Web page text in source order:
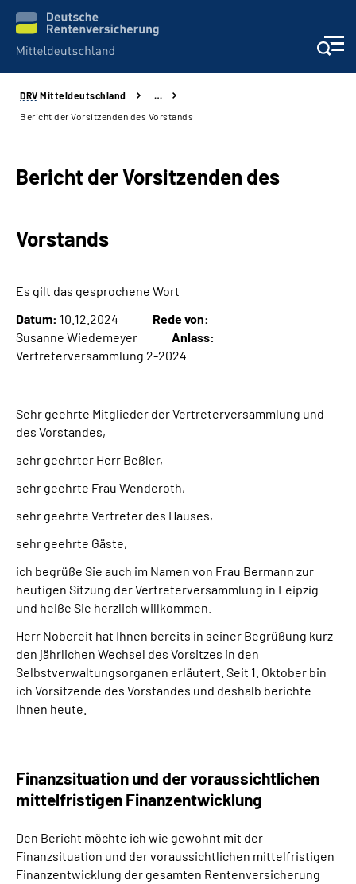
Aktuelles
Karriere
Über uns
Inhalte in Gebärdensprache (DGS)
Leichte Sprache
Suche
Mein Kundenportal
DRV Mitteldeutschland
…
Bericht der Vorsitzenden des Vorstands
Bericht der Vorsitzenden des
Vorstands
Es gilt das gesprochene Wort
Datum: 10.12.2024
Rede von:
Susanne Wiedemeyer
Anlass:
Vertreterversammlung 2-2024
Sehr geehrte Mitglieder der Vertreterversammlung und
des Vorstandes,
sehr geehrter Herr Beßler,
sehr geehrte Frau Wenderoth,
sehr geehrte Vertreter des Hauses,
sehr geehrte Gäste,
ich begrüße Sie auch im Namen von Frau Bermann zur
heutigen Sitzung der Vertreterversammlung in Leipzig
und heiße Sie herzlich willkommen.
Herr Nobereit hat Ihnen bereits in seiner Begrüßung kurz
den jährlichen Wechsel des Vorsitzes in den
Selbstverwaltungsorganen erläutert. Seit 1. Oktober bin
ich Vorsitzende des Vorstandes und deshalb berichte
Ihnen heute.
Finanzsituation und der voraussichtlichen
mittelfristigen Finanzentwicklung
Den Bericht möchte ich wie gewohnt mit der
Finanzsituation und der voraussichtlichen mittelfristigen
Finanzentwicklung der gesamten Rentenversicherung